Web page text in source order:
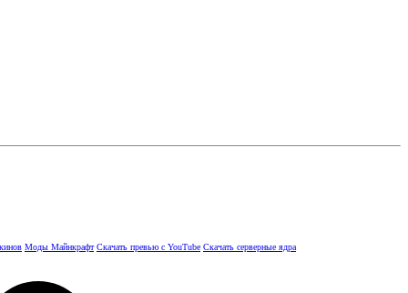
Моды Майнкрафт Скачать превью с YouTube Скачать серверные ядра